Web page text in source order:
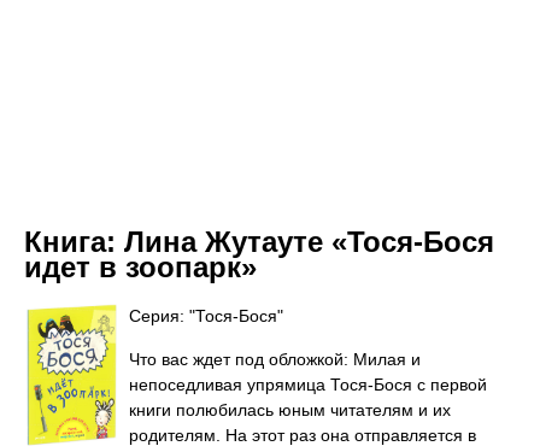
Книга: Лина Жутауте «Тося-Бося
идет в зоопарк»
Серия: "Тося-Бося"
Что вас ждет под обложкой: Милая и
непоседливая упрямица Тося-Бося с первой
книги полюбилась юным читателям и их
родителям. На этот раз она отправляется в